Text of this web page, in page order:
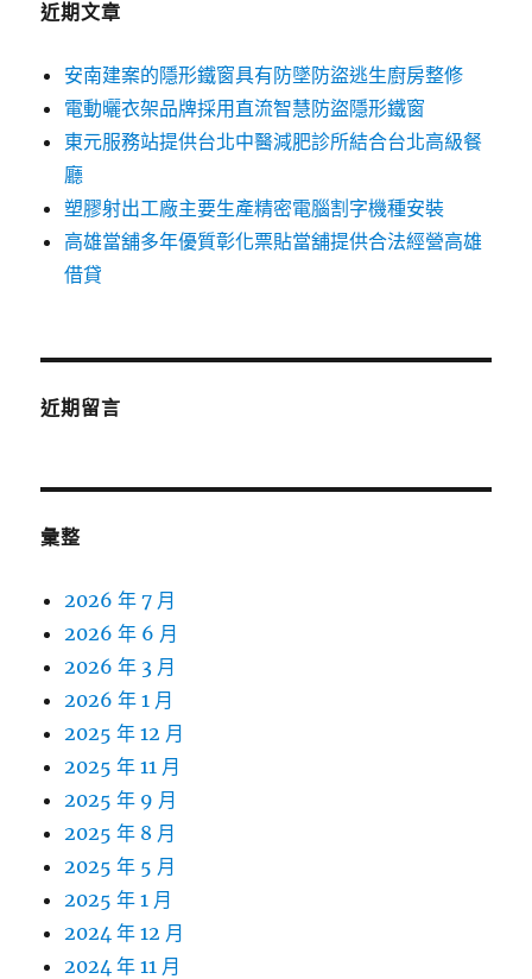
近期文章
安南建案的隱形鐵窗具有防墜防盜逃生廚房整修
電動曬衣架品牌採用直流智慧防盜隱形鐵窗
東元服務站提供台北中醫減肥診所結合台北高級餐
廳
塑膠射出工廠主要生產精密電腦割字機種安裝
高雄當舖多年優質彰化票貼當舖提供合法經營高雄
借貸
近期留言
彙整
2026 年 7 月
2026 年 6 月
2026 年 3 月
2026 年 1 月
2025 年 12 月
2025 年 11 月
2025 年 9 月
2025 年 8 月
2025 年 5 月
2025 年 1 月
2024 年 12 月
2024 年 11 月